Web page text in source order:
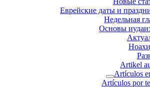
Еврейские даты и
Недельная
Основы
Artikel
Artículos
Artículos por